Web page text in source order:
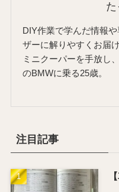
DIY作業で学んだ情報
ザーに解りやすくお届
ミニクーパーを手放し
のBMWに乗る25歳。
注目記事